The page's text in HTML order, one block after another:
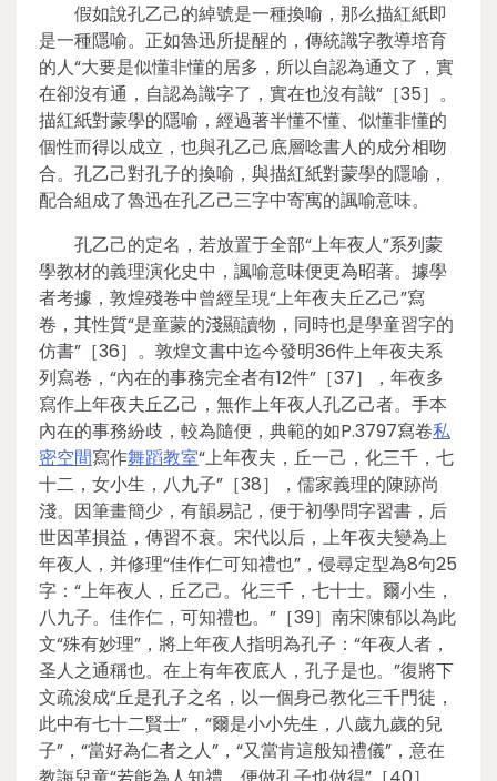
假如說孔乙己的綽號是一種換喻，那么描紅紙即
是一種隱喻。正如魯迅所提醒的，傳統識字教導培育
的人“大要是似懂非懂的居多，所以自認為通文了，實
在卻沒有通，自認為識字了，實在也沒有識”［35］。
描紅紙對蒙學的隱喻，經過著半懂不懂、似懂非懂的
個性而得以成立，也與孔乙己底層唸書人的成分相吻
合。孔乙己對孔子的換喻，與描紅紙對蒙學的隱喻，
配合組成了魯迅在孔乙己三字中寄寓的諷喻意味。
孔乙己的定名，若放置于全部“上年夜人”系列蒙
學教材的義理演化史中，諷喻意味便更為昭著。據學
者考據，敦煌殘卷中曾經呈現“上年夜夫丘乙己”寫
卷，其性質“是童蒙的淺顯讀物，同時也是學童習字的
仿書”［36］。敦煌文書中迄今發明36件上年夜夫系
列寫卷，“內在的事務完全者有12件”［37］，年夜多
寫作上年夜夫丘乙己，無作上年夜人孔乙己者。手本
內在的事務紛歧，較為隨便，典範的如P.3797寫卷私
密空間寫作舞蹈教室“上年夜夫，丘一己，化三千，七
十二，女小生，八九子”［38］，儒家義理的陳跡尚
淺。因筆畫簡少，有韻易記，便于初學問字習書，后
世因革損益，傳習不衰。宋代以后，上年夜夫變為上
年夜人，并修理“佳作仁可知禮也”，侵尋定型為8句25
字：“上年夜人，丘乙己。化三千，七十士。爾小生，
八九子。佳作仁，可知禮也。”［39］南宋陳郁以為此
文“殊有妙理”，將上年夜人指明為孔子：“年夜人者，
圣人之通稱也。在上有年夜底人，孔子是也。”復將下
文疏浚成“丘是孔子之名，以一個身己教化三千門徒，
此中有七十二賢士”，“爾是小小先生，八歲九歲的兒
子”，“當好為仁者之人”，“又當肯這般知禮儀”，意在